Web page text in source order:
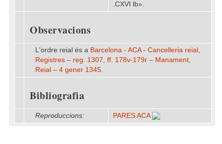
.CXVI lb».
Observacions
L'ordre reial és a Barcelona - ACA - Cancelleria reial,
Registres – reg. 1307, ff. 178v-179r – Manament,
Reial – 4 gener 1345.
Bibliografia
Reproduccions: PARES ACA